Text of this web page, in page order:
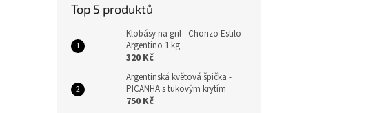
Top 5 produktů
Klobásy na gril - Chorizo Estilo
Argentino 1 kg
320 Kč
Argentinská květová špička -
PICANHA s tukovým krytím
750 Kč